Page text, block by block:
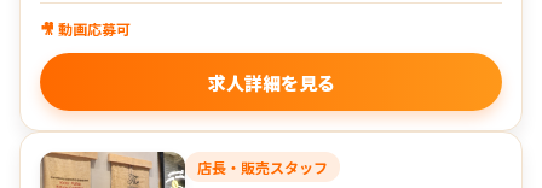
🎥 動画応募可
求人詳細を見る
店長・販売スタッフ